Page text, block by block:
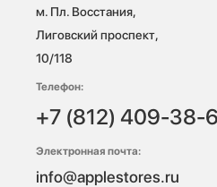
м. Пл. Восстания,
Лиговский проспект,
10/118
Телефон:
+7 (812) 409-38-
Электронная почта:
info@applestores.ru